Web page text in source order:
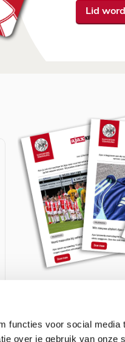
functies voor social media
over je gebruik van onze
Lid